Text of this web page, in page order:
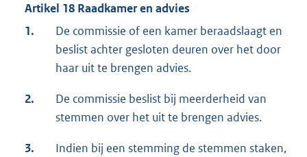
Artikel 18 Raadkamer en advies
1.
De commissie of een kamer beraadslaagt en
beslist achter gesloten deuren over het door
haar uit te brengen advies.
2.
De commissie beslist bij meerderheid van
stemmen over het uit te brengen advies.
3.
Indien bij een stemming de stemmen staken,